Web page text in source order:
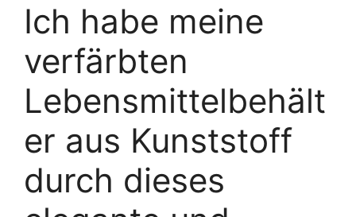
Ich habe meine
verfärbten
Lebensmittelbehält
er aus Kunststoff
durch dieses